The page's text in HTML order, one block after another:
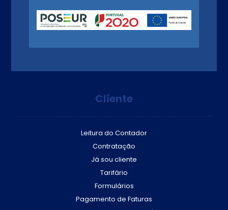
Cliente
Leitura do Contador
Contratação
Já sou cliente
Tarifário
Formulários
Pagamento de Faturas